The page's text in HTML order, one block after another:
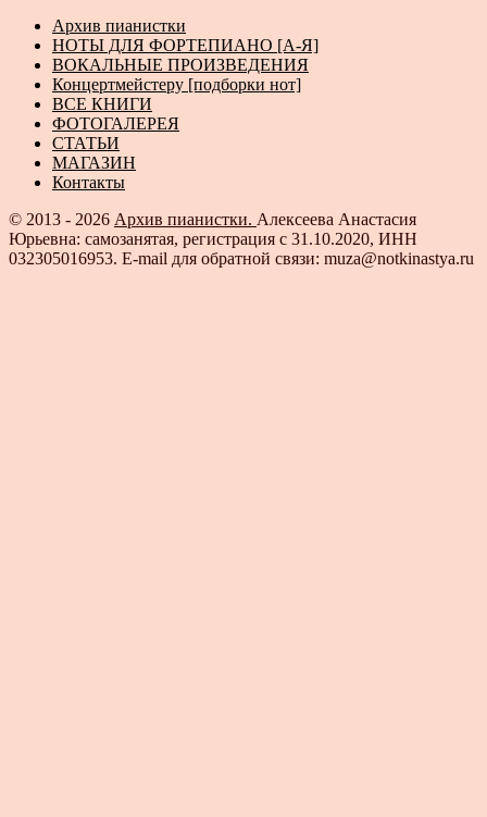
Архив пианистки
НОТЫ ДЛЯ ФОРТЕПИАНО [А-Я]
ВОКАЛЬНЫЕ ПРОИЗВЕДЕНИЯ
Концертмейстеру [подборки нот]
ВСЕ КНИГИ
ФОТОГАЛЕРЕЯ
СТАТЬИ
МАГАЗИН
Контакты
© 2013 - 2026 Архив пианистки. Алексеева Анастасия
Юрьевна: самозанятая, регистрация с 31.10.2020, ИНН
032305016953. E-mail для обратной связи: muza@notkinastya.ru